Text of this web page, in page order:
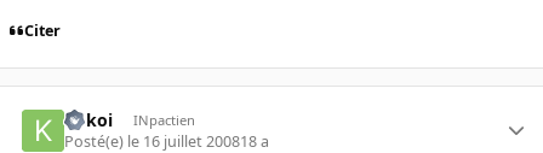
Citer
kokoi INpactien
Posté(e) le 16 juillet 200818 a